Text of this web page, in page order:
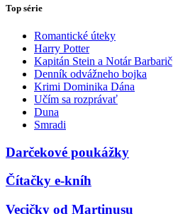
Top série
Romantické úteky
Harry Potter
Kapitán Stein a Notár Barbarič
Denník odvážneho bojka
Krimi Dominika Dána
Učím sa rozprávať
Duna
Smradi
Darčekové poukážky
Čítačky e-kníh
Vecičky od Martinusu